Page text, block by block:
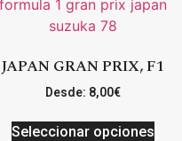
JAPAN GRAN PRIX, F1
Desde: 8,00€
Seleccionar opciones